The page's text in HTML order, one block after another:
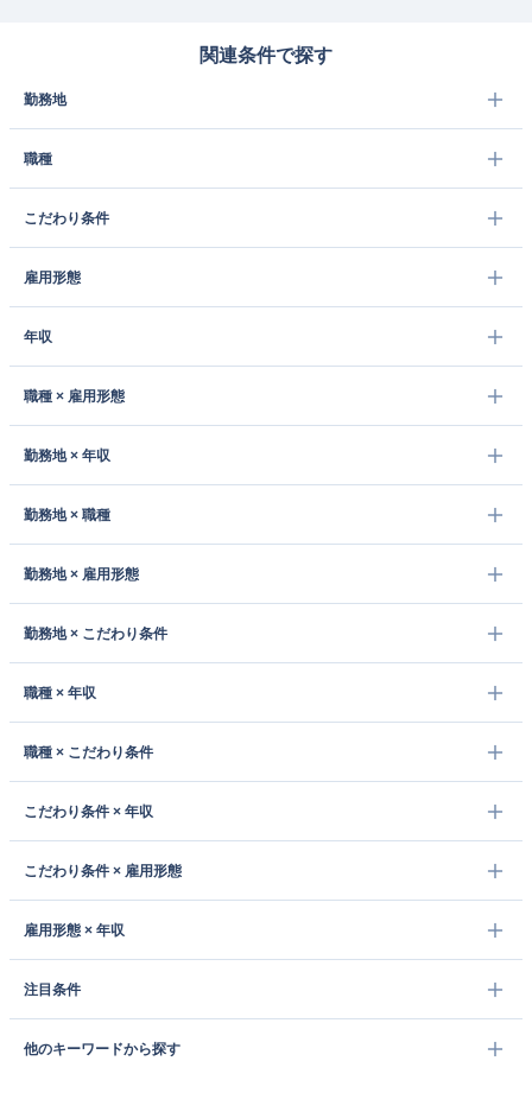
関連条件で探す
勤務地
職種
こだわり条件
雇用形態
年収
職種 × 雇用形態
勤務地 × 年収
勤務地 × 職種
勤務地 × 雇用形態
勤務地 × こだわり条件
職種 × 年収
職種 × こだわり条件
こだわり条件 × 年収
こだわり条件 × 雇用形態
雇用形態 × 年収
注目条件
他のキーワードから探す